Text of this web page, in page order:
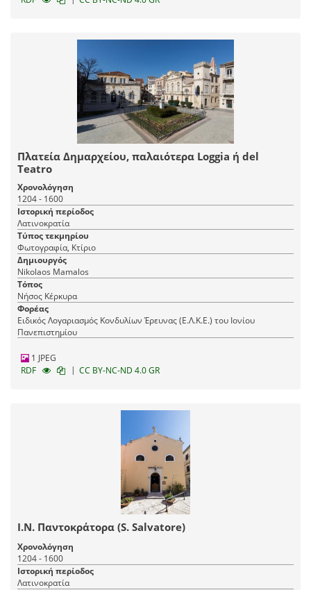
Πλατεία Δημαρχείου, παλαιότερα Loggia ή del
Teatro
Χρονολόγηση
1204 - 1600
Ιστορική περίοδος
Λατινοκρατία
Τύπος τεκμηρίου
Φωτογραφία, Κτίριο
Δημιουργός
Nikolaos Mamalos
Τόπος
Νήσος Κέρκυρα
Φορέας
Ειδικός Λογαριασμός Κονδυλίων Έρευνας (Ε.Λ.Κ.Ε.) του Ιονίου
Πανεπιστημίου
1 JPEG
RDF
| CC BY-NC-ND 4.0 GR
Ι.Ν. Παντοκράτορα (S. Salvatore)
Χρονολόγηση
1204 - 1600
Ιστορική περίοδος
Λατινοκρατία